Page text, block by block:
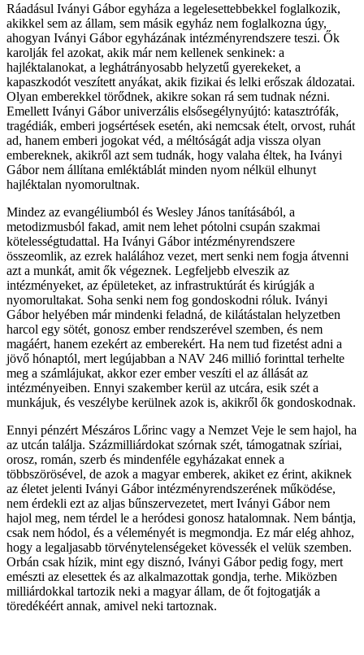
Ráadásul Iványi Gábor egyháza a legelesettebbekkel foglalkozik,
akikkel sem az állam, sem másik egyház nem foglalkozna úgy,
ahogyan Iványi Gábor egyházának intézményrendszere teszi. Ők
karolják fel azokat, akik már nem kellenek senkinek: a
hajléktalanokat, a leghátrányosabb helyzetű gyerekeket, a
kapaszkodót veszített anyákat, akik fizikai és lelki erőszak áldozatai.
Olyan emberekkel törődnek, akikre sokan rá sem tudnak nézni.
Emellett Iványi Gábor univerzális elsősegélynyújtó: katasztrófák,
tragédiák, emberi jogsértések esetén, aki nemcsak ételt, orvost, ruhát
ad, hanem emberi jogokat véd, a méltóságát adja vissza olyan
embereknek, akikről azt sem tudnák, hogy valaha éltek, ha Iványi
Gábor nem állítana emléktáblát minden nyom nélkül elhunyt
hajléktalan nyomorultnak.
Mindez az evangéliumból és Wesley János tanításából, a
metodizmusból fakad, amit nem lehet pótolni csupán szakmai
kötelességtudattal. Ha Iványi Gábor intézményrendszere
összeomlik, az ezrek halálához vezet, mert senki nem fogja átvenni
azt a munkát, amit ők végeznek. Legfeljebb elveszik az
intézményeket, az épületeket, az infrastruktúrát és kirúgják a
nyomorultakat. Soha senki nem fog gondoskodni róluk. Iványi
Gábor helyében már mindenki feladná, de kilátástalan helyzetben
harcol egy sötét, gonosz ember rendszerével szemben, és nem
magáért, hanem ezekért az emberekért. Ha nem tud fizetést adni a
jövő hónaptól, mert legújabban a NAV 246 millió forinttal terhelte
meg a számlájukat, akkor ezer ember veszíti el az állását az
intézményeiben. Ennyi szakember kerül az utcára, esik szét a
munkájuk, és veszélybe kerülnek azok is, akikről ők gondoskodnak.
Ennyi pénzért Mészáros Lőrinc vagy a Nemzet Veje le sem hajol, ha
az utcán találja. Százmilliárdokat szórnak szét, támogatnak szíriai,
orosz, román, szerb és mindenféle egyházakat ennek a
többszörösével, de azok a magyar emberek, akiket ez érint, akiknek
az életet jelenti Iványi Gábor intézményrendszerének működése,
nem érdekli ezt az aljas bűnszervezetet, mert Iványi Gábor nem
hajol meg, nem térdel le a heródesi gonosz hatalomnak. Nem bántja,
csak nem hódol, és a véleményét is megmondja. Ez már elég ahhoz,
hogy a legaljasabb törvénytelenségeket kövessék el velük szemben.
Orbán csak hízik, mint egy disznó, Iványi Gábor pedig fogy, mert
emészti az elesettek és az alkalmazottak gondja, terhe. Miközben
milliárdokkal tartozik neki a magyar állam, de őt fojtogatják a
töredékéért annak, amivel neki tartoznak.